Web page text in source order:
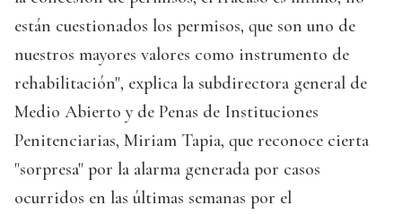
están cuestionados los permisos, que son uno de
nuestros mayores valores como instrumento de
rehabilitación", explica la subdirectora general de
Medio Abierto y de Penas de Instituciones
Penitenciarias, Miriam Tapia, que reconoce cierta
"sorpresa" por la alarma generada por casos
ocurridos en las últimas semanas por el